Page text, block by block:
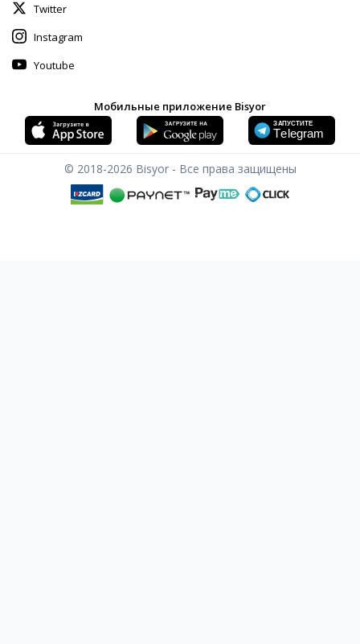
Twitter
Instagram
Youtube
Мобильные приложение Bisyor
© 2018-2026 Bisyor - Все права защищены